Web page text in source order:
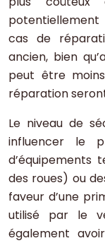
cas de
ancien, bien
peut être
réparation
Le niveau de
influencer le
d’équipements
des roues) ou
faveur d’une
utilisé par le
également